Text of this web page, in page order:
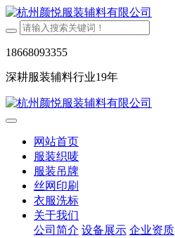
18668093355
深耕服装辅料行业19年
网站首页
服装织唛
服装吊牌
丝网印刷
衣服洗标
关于我们
公司简介 设备展示 企业资质